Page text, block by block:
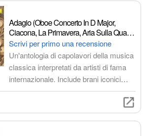
Adagio (Oboe Concerto In D Major,
Ciacona, La Primavera, Aria Sulla Quarta
Corda) - Various Interpretes
Scrivi per primo una recensione
Un'antologia di capolavori della musica
classica interpretati da artisti di fama
internazionale. Include brani iconici
come l'Adagio per Oboe, la Ciacona,
Corda. Un'esperienza di ascolto